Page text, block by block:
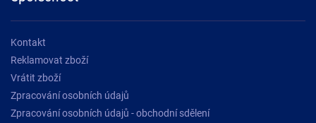
Kontakt
Reklamovat zboží
Vrátit zboží
Zpracování osobních údajů
Zpracování osobních údajů - obchodní sdělení